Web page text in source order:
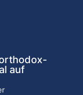
auf